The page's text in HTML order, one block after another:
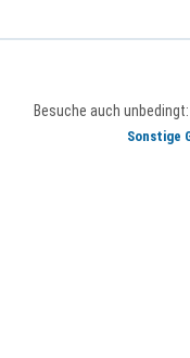
Besuche auch unbedingt:
Sonstige